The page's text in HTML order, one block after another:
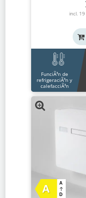
incl. 19
FunciÃ³n de
refrigeraciÃ³n y
calefacciÃ³n
A A
D